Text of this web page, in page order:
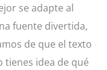
se adapte al
fuente divertida,
de que el texto
tienes idea de qué